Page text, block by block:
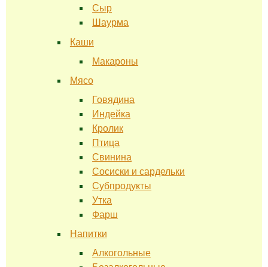
Сыр
Шаурма
Каши
Макароны
Мясо
Говядина
Индейка
Кролик
Птица
Свинина
Сосиски и сардельки
Субпродукты
Утка
Фарш
Напитки
Алкогольные